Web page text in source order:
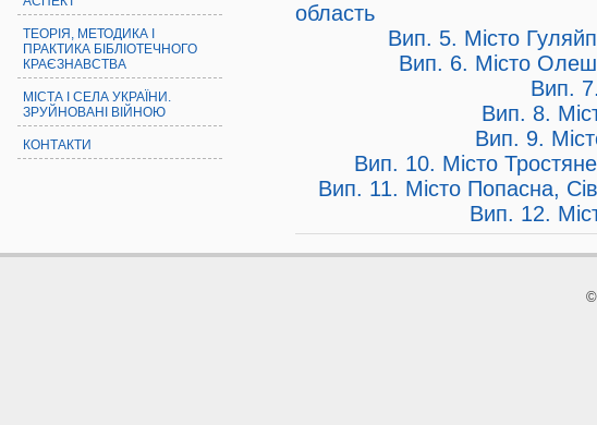
ТЕОРІЯ, МЕТОДИКА І
ПРАКТИКА БІБЛІОТЕЧНОГО
КРАЄЗНАВСТВА
МІСТА І СЕЛА УКРАЇНИ.
ЗРУЙНОВАНІ ВІЙНОЮ
КОНТАКТИ
область
Вип. 5. Місто
Вип. 6. Місто
Вип.
Вип. 8.
Вип. 9.
Вип. 10. Місто
Вип. 11. Місто Попасна,
Вип. 12.
©